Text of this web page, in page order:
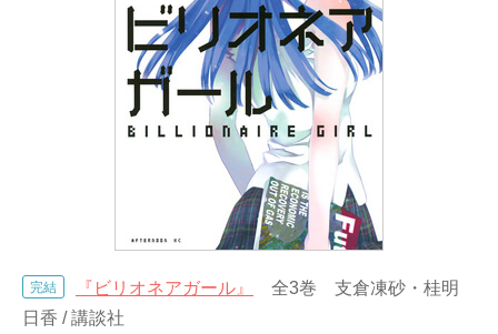
完結 『ビリオネアガール』
全3巻 支倉凍砂・桂明
日香 / 講談社